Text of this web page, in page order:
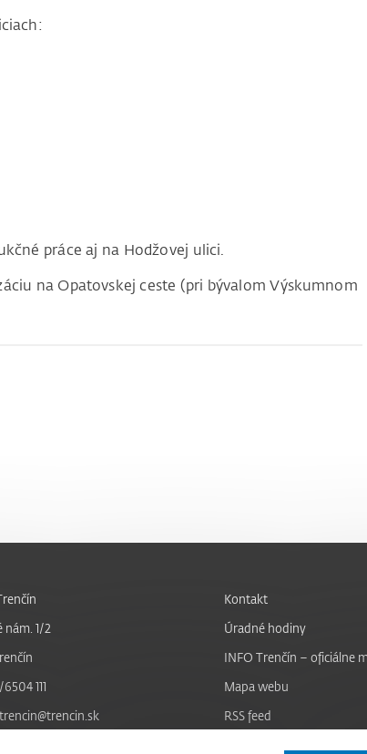
práce aj na Hodžovej ulici.
na Opatovskej ceste (pri bývalom Výskumnom
nám. 1/2
111
Kontakt
Úradné hodiny
INFO Trenčín – oficiálne
Mapa webu
RSS feed